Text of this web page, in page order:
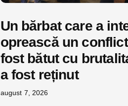
Un bărbat care a
oprească un
fost bătut cu
a fost reținut
august 7, 2026